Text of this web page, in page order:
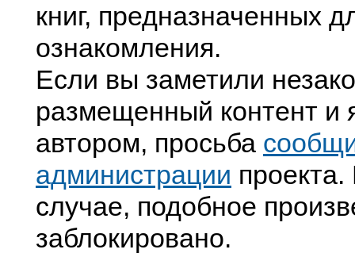
книг, предназначенных
ознакомления.
Если вы заметили
размещенный контент и
автором, просьба
администрации
случае, подобное
заблокировано.